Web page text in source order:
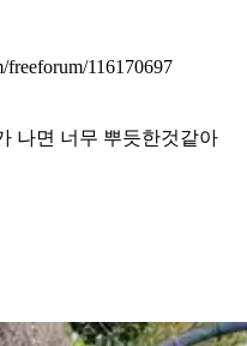
freeforum/116170697
나면 너무 뿌듯한것같아